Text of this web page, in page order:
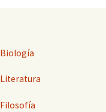
Biología
Literatura
Filosofía